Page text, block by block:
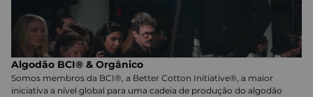
Algodão BCI® & Orgânico
Somos membros da BCI®, a Better Cotton Initiative®, a maior
iniciativa a nível global para uma cadeia de produção do algodão